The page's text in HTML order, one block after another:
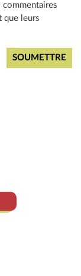
commentaires
que leurs